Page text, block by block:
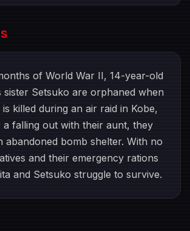
of World War II, 14-year-old
sister Setsuko are orphaned when
killed during an air raid in Kobe,
falling out with their aunt, they
abandoned bomb shelter. With no
and their emergency rations
and Setsuko struggle to survive.